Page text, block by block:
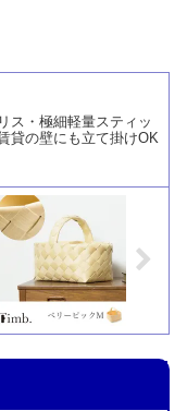
が無難です。
ス・極細軽量スティッ
貸の壁にも立て掛けOK